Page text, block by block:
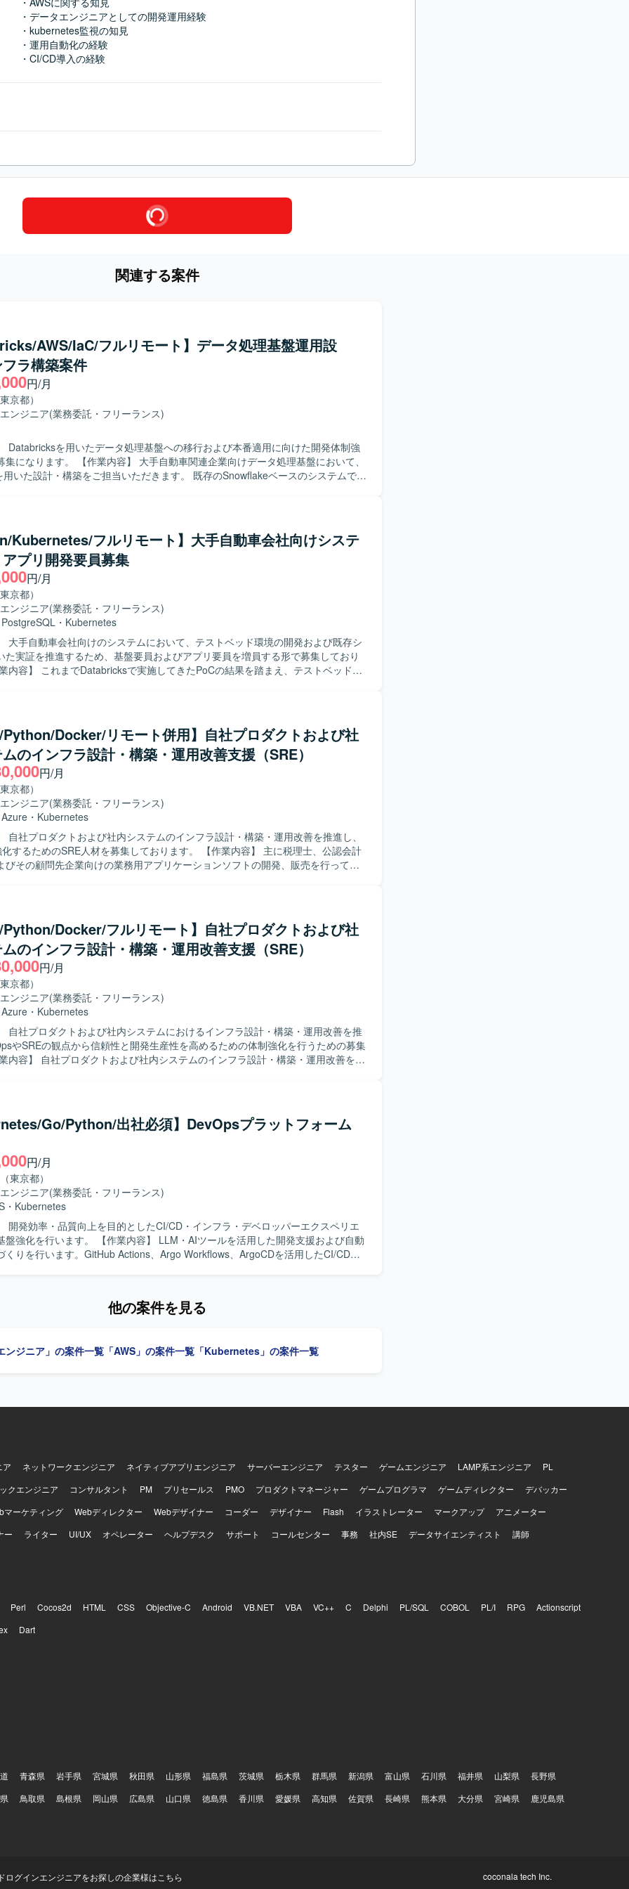
・データエンジニアとしての開発運用経験
・kubernetes監視の知見
・運用自動化の経験
・CI/CD導入の経験
関連する案件
AWS/IaC/フルリモート】データ処理基盤運用設
ラ構築案件
円/月
京都）
ンジニア(業務委託・フリーランス)
Databricksを用いたデータ処理基盤への移行および本番適用に向けた開発体制強
手自動車関連企業向けデータ処理基盤において、
いた設計・構築をご担当いただきます。 既存のSnowflakeベースのシステムで満
いたインフラ基盤環境の構築などを実施していただきます。 【求める人物像】
発者とのコミュニケーションを円滑に行いながら、主体的に課題整理と調整を進
す。 【ポジションの魅力】 Databricksを中心とした最新のデ
の設計・構築に携わることができ、大規模分散処理基盤の知見を深めることがで
、運用設計からインフラ構築まで一連の工程に関わることで、クラウドデータ基
スキルを幅広く磨いていただけます。 【開発環境】 Databricks, AWS,
を用いたデータ処理基盤およびインフラ基盤構成になります。
Kubernetes/フルリモート】大手自動車会社向けシステ
プリ開発要員募集
円/月
京都）
ンジニア(業務委託・フリーランス)
PostgreSQL ・ Kubernetes
大手自動車会社向けのシステムにおいて、テストベッド環境の開発および既存シ
た実証を推進するため、基盤要員およびアプリ要員を増員する形で募集しており
装・検証を行い、FY25に構築したシステムを用いた実証を推進していただきま
活用して知見として残していただける方を求めております。 定期的なミーティン
実施した作業内容や検討事項をわかりやすく説明し、関係者と積極的に議論しな
ただける方を歓迎いたします。 ゴールを共有したうえで、自ら必要なタスクを洗
能動的に動ける方にマッチするポジションです。 【ポジションの魅力】 大
向けの先進的なシステム基盤およびアプリケーション開発に携わることができ、
各種ミドルウェア、Pythonを用いたモダンな技術スタックで経験を積むことがで
からテストベッド環境の構築、実証まで一連のフェーズに関わることで、アーキ
から実装・検証まで幅広いスキルを身につけられる環境です。 知見のドキュメン
通じて、チーム全体でナレッジを蓄積しながらプロジェクトを推進していく経験
Docker/リモート併用】自社プロダクトおよび社
のインフラ設計・構築・運用改善支援（SRE）
円/月
京都）
ンジニア(業務委託・フリーランス)
Azure ・ Kubernetes
自社プロダクトおよび社内システムのインフラ設計・構築・運用改善を推進し、
のSRE人材を募集しております。 【作業内容】 主に税理士、公認会計
びその顧問先企業向けの業務用アプリケーションソフトの開発、販売を行ってい
再現性のある基盤づくり、監視・オブザーバビリティ基盤の整備を通じて、属人
体制を組織に根付かせていただきます。 Azureを中心としたクラウドインフラの
運用を行っていただきます。 IaC（Infrastructure as Code）の推進を行っていた
による運用自動化ツールの開発を行っていただきます。 CI/CDパイプライン
を行っていただきます。 システムの監視、オブザーバビリティ基盤の整備および
スチューニングを行っていただきます。 障害対応、インシデント対応プロセスの
行っていただきます。 SLI / SLO の導入、運用によるシステム信頼性の指標化と改
だきます。 開発チームと連携したDevOps推進を行っていただきます。 【求め
ンフラ設計、構築、運用改善を自律的にリードし、開発チームと協調しながら
プラクティスを組織に根付かせていける方を求めております。 【ポジション
データを扱う高いセキュリティ要件のもとで、Azureを中心としたクラウドイン
Monitor / Application Insights を用いた監視とアラートのコード化、PITRによるバ
リストア運用などの環境でご参画いただきます。
Docker/フルリモート】自社プロダクトおよび社
のインフラ設計・構築・運用改善支援（SRE）
円/月
京都）
ンジニア(業務委託・フリーランス)
Azure ・ Kubernetes
自社プロダクトおよび社内システムにおけるインフラ設計・構築・運用改善を推
やSREの観点から信頼性と開発生産性を高めるための体制強化を行うための募集
に根付かせていただきます。 【求める人物像】 インフラやSRE領域に
ち、DevOpsの推進や運用改善に主体的に取り組んでいただける方を求めていま
ステムの双方に関わりなが
インフラ、IaC、監視基盤、DevOpsなどSRE領域全般をリードできるポジション
ータという高いセキュリティ要件下での設計・運用経験を通じて、信頼性工学や
幅広く身につけていただけます。 【開発環境】 Azureを中心としたクラ
、Terraformによる全環境のコード管理、Front Doorを用いた負荷分散、Azure
Insights を用いた監視とアラートのコード化、PITRによるバックアップ・
などの環境で作業していただきます。
Go/Python/出社必須】DevOpsプラットフォーム
円/月
東京都）
ンジニア(業務委託・フリーランス)
・ Kubernetes
開発効率・品質向上を目的としたCI/CD・インフラ・デベロッパーエクスペリエ
業内容】 LLM・AIツールを活用した開発支援および自動
くりを行います。GitHub Actions、Argo Workflows、ArgoCDを活用したCI/CD基
ームで成果を出すことにコミットできる方を歓迎します。 【ポジションの魅
、Karpenter、Envoy Proxy、
他の案件を見る
ンジニア」の案件一覧 「AWS」の案件一覧 「Kubernetes」の案件一覧
ア ネットワークエンジニア ネイティブアプリエンジニア サーバーエンジニア テスター ゲームエンジニア LAMP系エンジニア
PL
クエンジニア
コンサルタント PM プリセールス PMO プロダクトマネージャー ゲームプログラマ ゲームディレクター
デバッカー
マーケティング
Webディレクター Webデザイナー コーダー デザイナー Flash イラストレーター マークアップ
アニメーター
ー
ライター UI/UX オペレーター ヘルプデスク サポート コールセンター 事務 社内SE データサイエンティスト 講師
Perl Cocos2d HTML CSS Objective-C Android VB.NET VBA VC++ C Delphi PL/SQL COBOL PL/I RPG
Actionscript
Dart
青森県 岩手県 宮城県 秋田県 山形県 福島県 茨城県 栃木県 群馬県 新潟県 富山県 石川県 福井県 山梨県
長野県
鳥取県 島根県 岡山県 広島県 山口県 徳島県 香川県 愛媛県 高知県 佐賀県 長崎県 熊本県 大分県 宮崎県 鹿児島県
ログインエンジニアをお探しの企業様はこちら coconala tech Inc.